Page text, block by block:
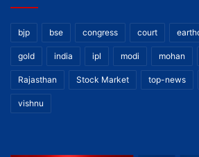
bjp bse congress court
gold india ipl modi mohan
Rajasthan Stock Market top-news
vishnu